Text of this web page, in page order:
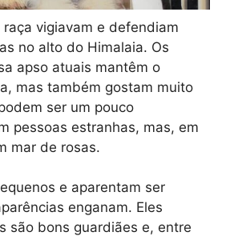
vigiavam e defendiam
no alto do Himalaia. Os
apso atuais mantêm o
mas também gostam muito
ser um pouco
pessoas estranhas, mas, em
mar de rosas.
e aparentam ser
enganam. Eles
são bons guardiães e, entre